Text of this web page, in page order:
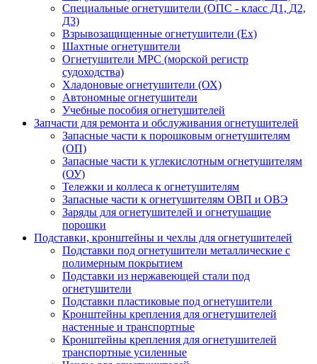
Специальные огнетушители (ОПС - класс Д1, Д2,
Д3)
Взрывозащищенные огнетушители (Ex)
Шахтные огнетушители
Огнетушители МРС (морской регистр
судоходства)
Хладоновые огнетушители (ОХ)
Автономные огнетушители
Учебные пособия огнетушителей
Запчасти для ремонта и обслуживания огнетушителей
Запасные части к порошковым огнетушителям
(ОП)
Запасные части к углекислотным огнетушителям
(ОУ)
Тележки и коллеса к огнетушителям
Запасные части к огнетушителям ОВП и ОВЭ
Заряды для огнетушителей и огнетушащие
порошки
Подставки, кронштейны и чехлы для огнетушителей
Подставки под огнетушители металлические с
полимерным покрытием
Подставки из нержавеющей стали под
огнетушители
Подставки пластиковые под огнетушители
Кронштейны крепления для огнетушителей
настенные и транспортные
Кронштейны крепления для огнетушителей
транспортные усиленные